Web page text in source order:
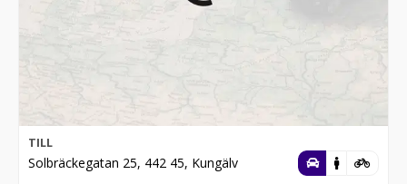
TILL
Solbräckegatan 25, 442 45, Kungälv